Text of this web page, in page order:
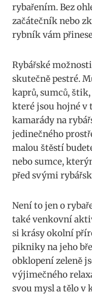
rybařením. Bez
začátečník nebo
rybník vám
Rybářské
skutečně pestré.
kaprů, sumců,
které jsou hojné v
kamarády na
jedinečného
malou štěstí
nebo sumce,
před svými
Není to jen o
také venkovní
si krásy okolní
pikniky na jeho
obklopení zeleně
výjimečného
svou mysl a tělo v